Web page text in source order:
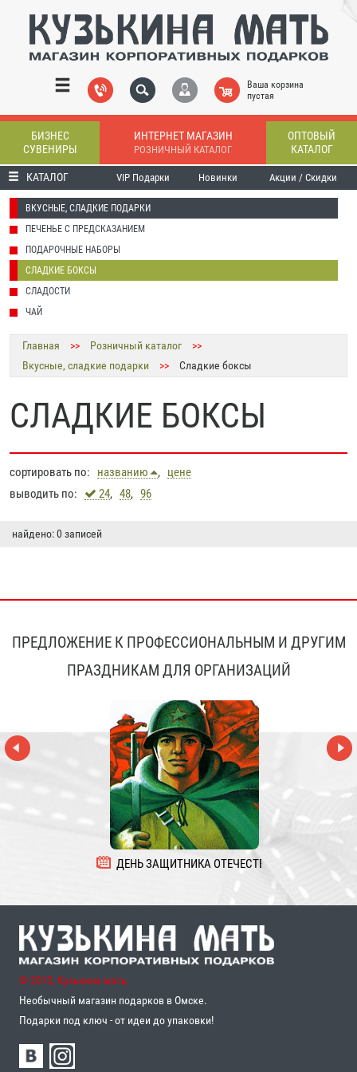
Ваша корзина
пустая
БИЗНЕС
СУВЕНИРЫ
ИНТЕРНЕТ МАГАЗИН
РОЗНИЧНЫЙ КАТАЛОГ
ОПТОВЫЙ
КАТАЛОГ
КАТАЛОГ VIP Подарки Новинки Акции / Скидки
ВКУСНЫЕ, СЛАДКИЕ ПОДАРКИ
ПЕЧЕНЬЕ С ПРЕДСКАЗАНИЕМ
ПОДАРОЧНЫЕ НАБОРЫ
СЛАДКИЕ БОКСЫ
СЛАДОСТИ
ЧАЙ
Главная >> Розничный каталог
>>
Вкусные, сладкие подарки
>> Сладкие боксы
СЛАДКИЕ БОКСЫ
сортировать по: названию , цене
выводить по:
24, 48, 96
найдено: 0 записей
ПРЕДЛОЖЕНИЕ К ПРОФЕССИОНАЛЬНЫМ И ДРУГИМ
ПРАЗДНИКАМ ДЛЯ ОРГАНИЗАЦИЙ
ДЕНЬ ЗАЩИТНИКА ОТЕЧЕСТВА
© 2015, Кузькина мать,
Необычный магазин подарков в Омске.
Подарки под ключ - от идеи до упаковки!